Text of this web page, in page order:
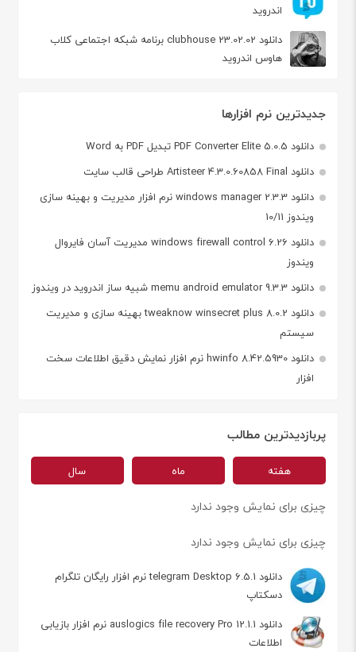
اندروید
دانلود clubhouse 23.02.02 برنامه شبکه اجتماعی کلاب
هاوس اندروید
جدیدترین نرم افزارها
دانلود PDF Converter Elite 5.0.5 تبدیل PDF به Word
دانلود Artisteer 4.3.0.60858 Final طراحی قالب سایت
دانلود windows manager 2.3.3 نرم افزار مدیریت و بهینه سازی
ویندوز 10/11
دانلود windows firewall control 6.26 مدیریت آسان فایروال
ویندوز
دانلود memu android emulator 9.3.3 شبیه ساز اندروید در ویندوز
دانلود tweaknow winsecret plus 8.0.2 بهینه سازی و مدیریت
سیستم
دانلود hwinfo 8.42.5930 نرم افزار نمایش دقیق اطلاعات سخت
افزار
پربازدیدترین مطالب
هفته ماه سال
چیزی برای نمایش وجود ندارد
چیزی برای نمایش وجود ندارد
دانلود telegram Desktop 6.5.1 نرم افزار رایگان تلگرام
دسکتاپ
دانلود auslogics file recovery Pro 12.1.1 نرم افزار بازیابی
اطلاعات